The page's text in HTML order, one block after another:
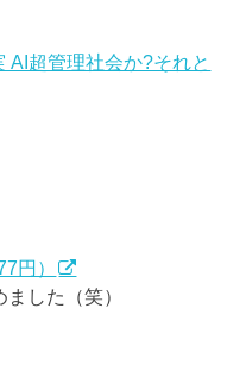
AI超管理社会か?それと
円）
した（笑）